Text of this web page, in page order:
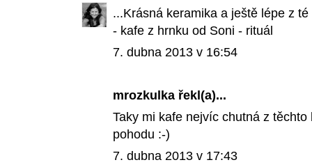
...Krásná keramika a ještě lépe z
- kafe z hrnku od Soni - rituál
7. dubna 2013 v 16:54
mrozkulka řekl(a)...
Taky mi kafe nejvíc chutná z
pohodu :-)
7. dubna 2013 v 17:43